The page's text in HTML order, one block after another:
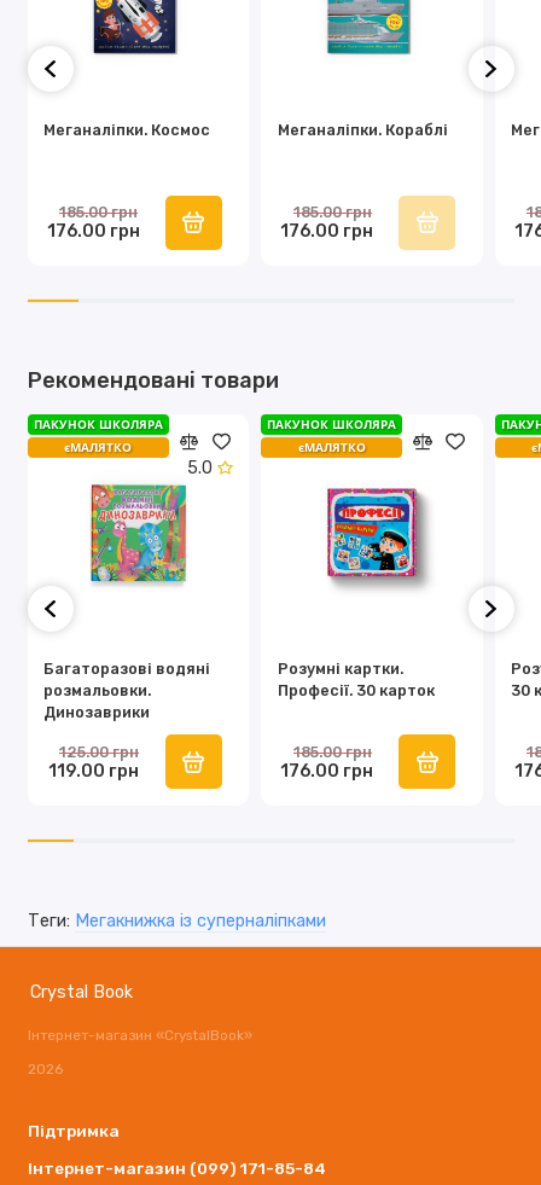
Меганаліпки. Космос
176.00 грн
185.00 грн
Меганаліпки. Кораблі
176.00 грн
185.00 грн
Рекомендовані товари
5.0
Багаторазові водяні
розмальовки.
Динозаврики
ПАКУНОК ШКОЛЯРА
єМАЛЯТКО
119.00 грн
125.00 грн
Розумні картки.
Професії. 30 карток
ПАКУНОК ШКОЛЯРА
єМАЛЯТКО
176.00 грн
185.00 грн
30
Теги: Мегакнижка із суперналіпками
Crystal Book
Інтернет-магазин «CrystalBook»
2026
Підтримка
Інтернет-магазин (099) 171-85-84